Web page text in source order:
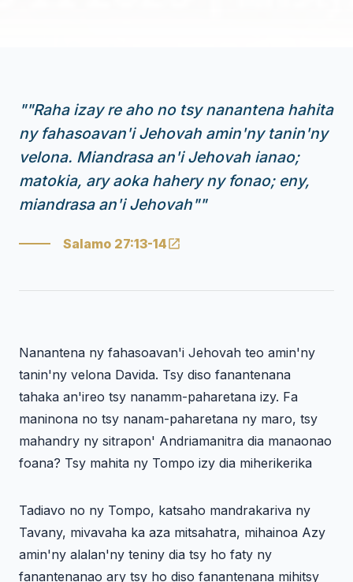
""Raha izay re aho no tsy nanantena hahita
ny fahasoavan'i Jehovah amin'ny tanin'ny
velona. Miandrasa an'i Jehovah ianao;
matokia, ary aoka hahery ny fonao; eny,
miandrasa an'i Jehovah""
Salamo 27:13-14
Nanantena ny fahasoavan'i Jehovah teo amin'ny
tanin'ny velona Davida. Tsy diso fanantenana
tahaka an'ireo tsy nanamm-paharetana izy. Fa
maninona no tsy nanam-paharetana ny maro, tsy
mahandry ny sitrapon' Andriamanitra dia manaonao
foana? Tsy mahita ny Tompo izy dia miherikerika
Tadiavo no ny Tompo, katsaho mandrakariva ny
Tavany, mivavaha ka aza mitsahatra, mihainoa Azy
amin'ny alalan'ny teniny dia tsy ho faty ny
fanantenanao ary tsy ho diso fanantenana mihitsy